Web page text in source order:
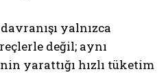
yalnızca
değil; aynı
yarattığı hızlı tüketim